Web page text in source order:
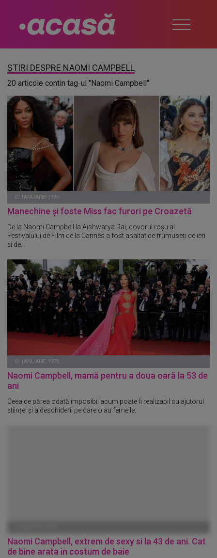
ȘTIRI DESPRE NAOMI CAMPBELL
20 articole contin tag-ul "Naomi Campbell"
01 IANUARIE 1970
Manechine și foste Miss fac furori pe Croazetă
De la Naomi Campbell la Aishwarya Rai, covorul roșu al
Festivalului de Film de la Cannes a fost asaltat de frumuseți de ieri
și de...
01 IANUARIE 1970
Naomi Campbell, mamă pentru a doua oară la 53 de
ani
Ceea ce părea odată imposibil acum poate fi realizabil cu ajutorul
științei și a deschiderii pe care o au femeile.
Naomi Campbell, extrem de sexy si la 43 de ani. Cat
de bine arata in costum de baie